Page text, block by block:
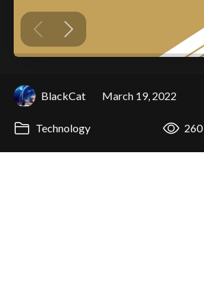
BlackCat March 19, 2022
Technology 260